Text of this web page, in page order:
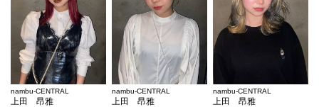
nambu-CENTRAL
上田 昂雅
nambu-CENTRAL
上田 昂雅
nambu-CENTRAL
上田 昂雅